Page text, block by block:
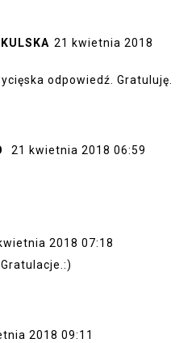
21 kwietnia 2018
odpowiedź. Gratuluję.
21 kwietnia 2018 06:59
2018 07:18
2018 09:11